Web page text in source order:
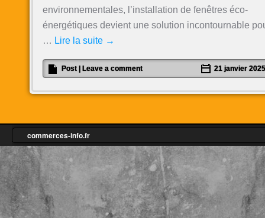
environnementales, l’installation de fenêtres éco-
énergétiques devient une solution incontournable
… Lire la suite →
Post Leave a comment 21 janvier 2025
commerces-info.fr